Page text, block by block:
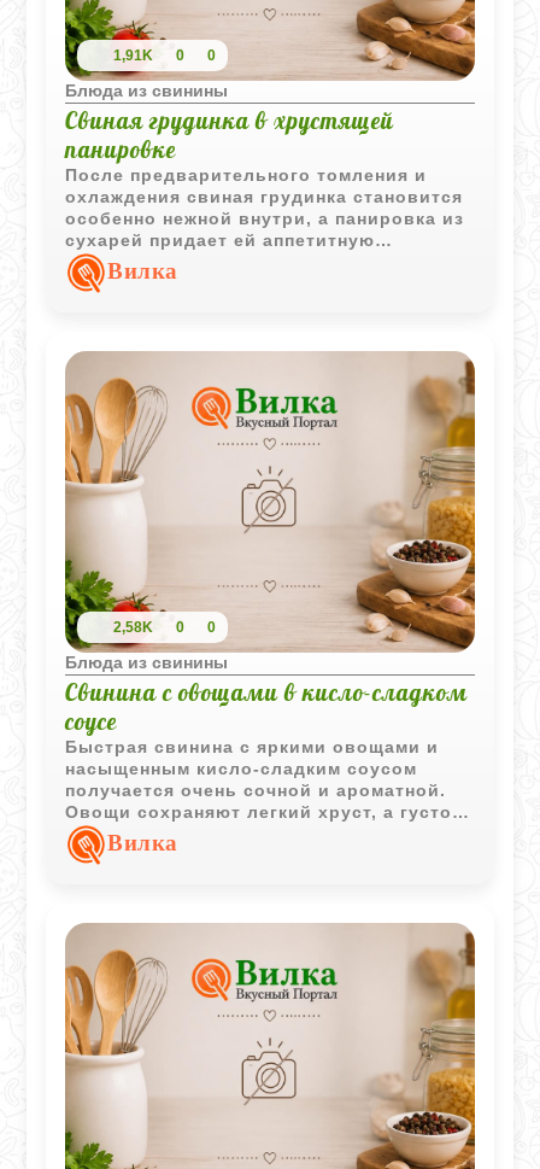
1,91K 0 0
Блюда из свинины
Свиная грудинка в хрустящей
панировке
После предварительного томления и
охлаждения свиная грудинка становится
особенно нежной внутри, а панировка из
сухарей придает ей аппетитную
хрустящую корочку. Блюдо получается
сытным и очень ароматным.
Вилка
2,58K 0 0
Блюда из свинины
Свинина с овощами в кисло-сладком
соусе
Быстрая свинина с яркими овощами и
насыщенным кисло-сладким соусом
получается очень сочной и ароматной.
Овощи сохраняют легкий хруст, а густой
соус отлично сочетается с горячим
рисом.Вилка